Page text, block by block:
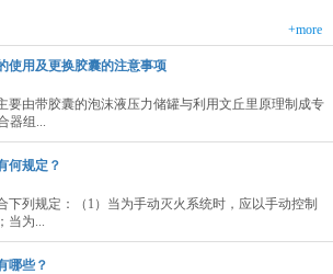
+more
使用及更换胶囊的注意事项
要由带胶囊的泡沫液压力储罐与利用文丘里原理制成专
器组...
何规定？
下列规定：（1）当为手动灭火系统时，应以手动控制
为...
哪些？